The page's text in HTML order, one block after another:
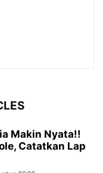
Makin Nyata!!
Catatkan Lap